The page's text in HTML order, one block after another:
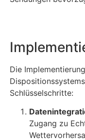
Die
Schlüsselschritte:
Zugang zu